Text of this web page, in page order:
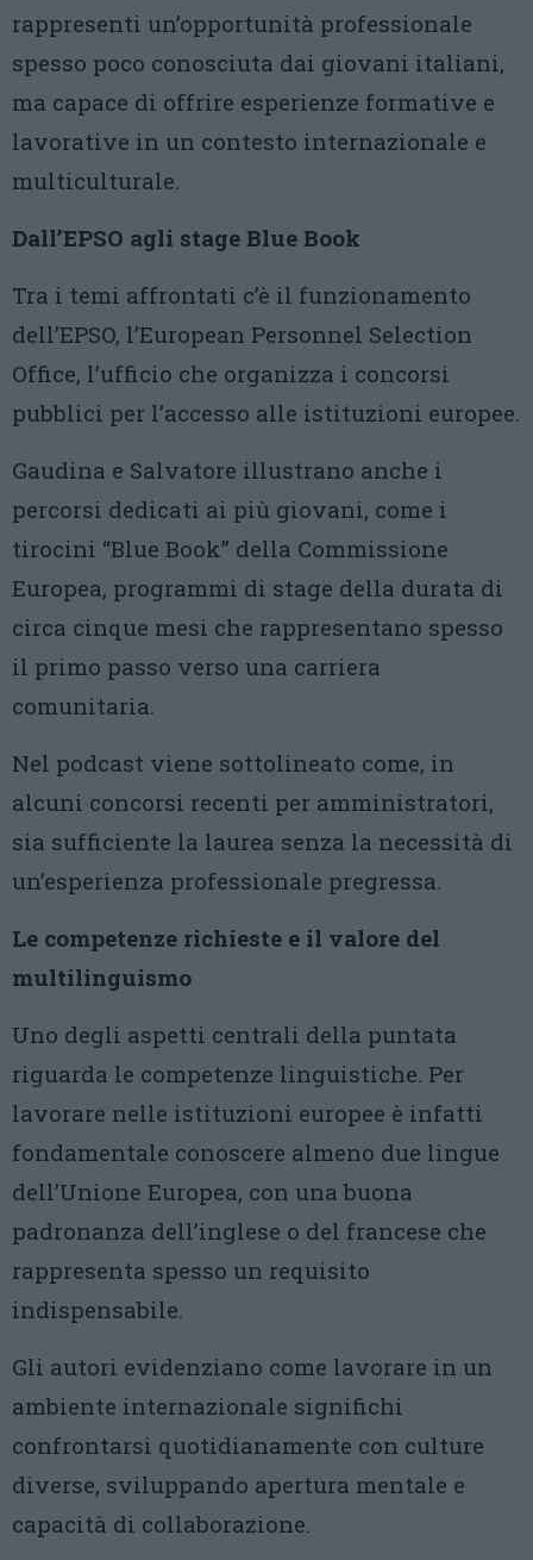
rappresenti un’opportunità professionale
spesso poco conosciuta dai giovani italiani,
ma capace di offrire esperienze formative e
lavorative in un contesto internazionale e
multiculturale.
Dall’EPSO agli stage Blue Book
Tra i temi affrontati c’è il funzionamento
dell’EPSO, l’European Personnel Selection
Office, l’ufficio che organizza i concorsi
pubblici per l’accesso alle istituzioni europee.
Gaudina e Salvatore illustrano anche i
percorsi dedicati ai più giovani, come i
tirocini “Blue Book” della Commissione
Europea, programmi di stage della durata di
circa cinque mesi che rappresentano spesso
il primo passo verso una carriera
comunitaria.
Nel podcast viene sottolineato come, in
alcuni concorsi recenti per amministratori,
sia sufficiente la laurea senza la necessità di
un’esperienza professionale pregressa.
Le competenze richieste e il valore del
multilinguismo
Uno degli aspetti centrali della puntata
riguarda le competenze linguistiche. Per
lavorare nelle istituzioni europee è infatti
fondamentale conoscere almeno due lingue
dell’Unione Europea, con una buona
padronanza dell’inglese o del francese che
rappresenta spesso un requisito
indispensabile.
Gli autori evidenziano come lavorare in un
ambiente internazionale significhi
confrontarsi quotidianamente con culture
diverse, sviluppando apertura mentale e
capacità di collaborazione.